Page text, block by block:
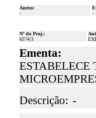
Anexo:
-
-
Nº do Proj.:
6574/3
Ementa:
ESTABELECE
Descrição: -